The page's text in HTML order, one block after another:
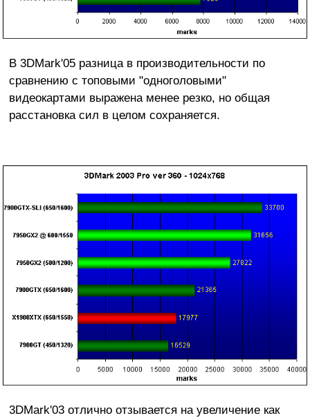
В 3DMark'05 разница в производительности по
сравнению с топовыми "одноголовыми"
видеокартами выражена менее резко, но общая
расстановка сил в целом сохраняется.
3DMark'03 отлично отзывается на увеличение как